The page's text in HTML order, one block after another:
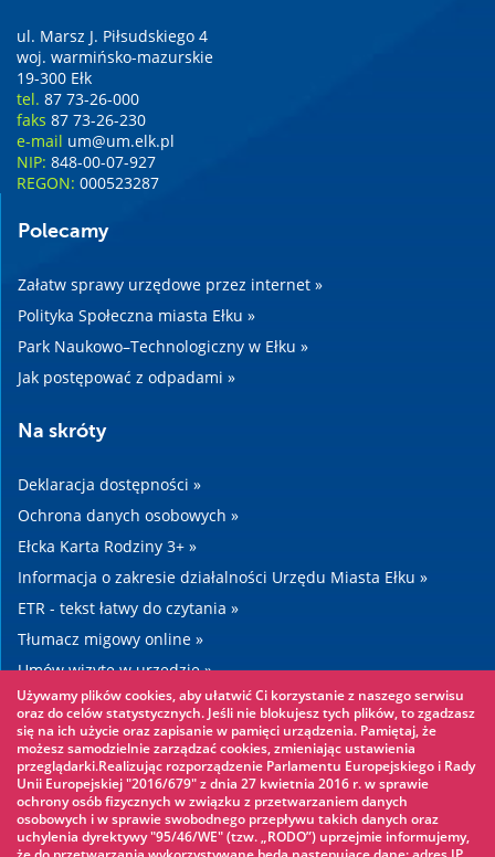
ul. Marsz J. Piłsudskiego 4
woj. warmińsko-mazurskie
19-300 Ełk
tel. 87 73-26-000
faks 87 73-26-230
e-mail um@um.elk.pl
NIP: 848-00-07-927
REGON: 000523287
Polecamy
Załatw sprawy urzędowe przez internet »
Polityka Społeczna miasta Ełku »
Park Naukowo–Technologiczny w Ełku »
Jak postępować z odpadami »
Na skróty
Deklaracja dostępności »
Ochrona danych osobowych »
Ełcka Karta Rodziny 3+ »
Informacja o zakresie działalności Urzędu Miasta Ełku »
ETR - tekst łatwy do czytania »
Tłumacz migowy online »
Umów wizytę w urzędzie »
Drogi »
Warto zobaczyć
Park linowy »
Park Wodny »
Używamy plików cookies, aby ułatwić Ci korzystanie z naszego serwisu
oraz do celów statystycznych. Jeśli nie blokujesz tych plików, to zgadzasz
się na ich użycie oraz zapisanie w pamięci urządzenia. Pamiętaj, że
możesz samodzielnie zarządzać cookies, zmieniając ustawienia
przeglądarki.Realizując rozporządzenie Parlamentu Europejskiego i Rady
Unii Europejskiej "2016/679" z dnia 27 kwietnia 2016 r. w sprawie
ochrony osób fizycznych w związku z przetwarzaniem danych
osobowych i w sprawie swobodnego przepływu takich danych oraz
uchylenia dyrektywy "95/46/WE" (tzw. „RODO”) uprzejmie informujemy,